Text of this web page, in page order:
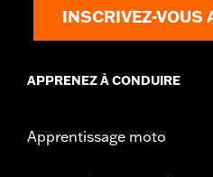
INSCRIVEZ-VOUS
APPRENEZ À CONDUIRE
Apprentissage moto